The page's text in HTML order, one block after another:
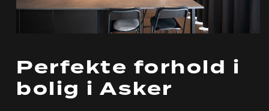
Perfekte forhold i
bolig i Asker